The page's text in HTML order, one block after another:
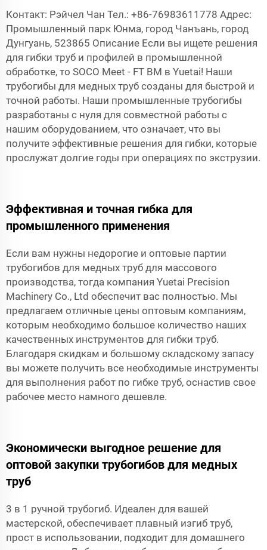
Контакт: Рэйчел Чан Тел.: +86-76983611778 Адрес:
Промышленный парк Юнма, город Чанъань, город
Дунгуань, 523865 Описание Если вы ищете решения
для гибки труб и профилей в промышленной
обработке, то SOCO Meet - FT BM в Yuetai! Наши
трубогибы для медных труб созданы для быстрой и
точной работы. Наши промышленные трубогибы
разработаны с нуля для совместной работы с
нашим оборудованием, что означает, что вы
получите эффективные решения для гибки, которые
прослужат долгие годы при операциях по экструзии.
Эффективная и точная гибка для
промышленного применения
Если вам нужны недорогие и оптовые партии
трубогибов для медных труб для массового
производства, тогда компания Yuetai Precision
Machinery Co., Ltd обеспечит вас полностью. Мы
предлагаем отличные цены оптовым компаниям,
которым необходимо большое количество наших
качественных инструментов для гибки труб.
Благодаря скидкам и большому складскому запасу
вы можете получить все необходимые инструменты
для выполнения работ по гибке труб, оснастив свое
рабочее место намного дешевле.
Экономически выгодное решение для
оптовой закупки трубогибов для медных
труб
3 в 1 ручной трубогиб. Идеален для вашей
мастерской, обеспечивает плавный изгиб труб,
прост в использовании, подходит для домашнего